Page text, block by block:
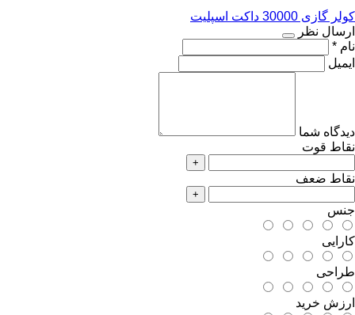
کولر گازی 30000
داکت اسپلیت
ارسال نظر
نام *
ایمیل
دیدگاه شما
نقاط قوت
+
نقاط ضعف
+
جنس
کارایی
طراحی
ارزش خرید